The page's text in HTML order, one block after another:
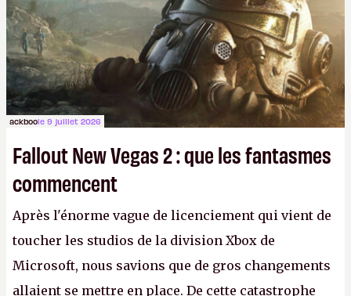
ackboole 9 juillet 2026
Fallout New Vegas 2 : que les fantasmes
commencent
Après l'énorme vague de licenciement qui vient de
toucher les studios de la division Xbox de
Microsoft, nous savions que de gros changements
allaient se mettre en place. De cette catastrophe